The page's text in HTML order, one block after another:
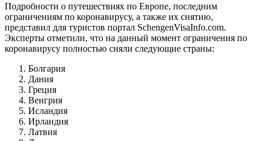
Подробности о путешествиях по Европе, последним
ограничениям по коронавирусу, а также их снятию,
представил для туристов портал SchengenVisaInfo.com.
Эксперты отметили, что на данный момент ограничения по
коронавирусу полностью сняли следующие страны:
Болгария
Дания
Греция
Венгрия
Исландия
Ирландия
Латвия